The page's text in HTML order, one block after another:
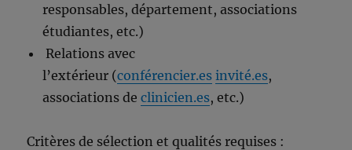
responsables, département, associations
étudiantes, etc.)
Relations avec
l’extérieur (conférencier.es invité.es,
associations declinicien.es, etc.)
Critères de sélection et qualités requises :